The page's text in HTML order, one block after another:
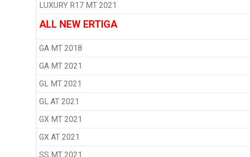
LUXURY R17 MT 2021
ALL NEW ERTIGA
GA MT 2018
GA MT 2021
GL MT 2021
GL AT 2021
GX MT 2021
GX AT 2021
SS MT 2021